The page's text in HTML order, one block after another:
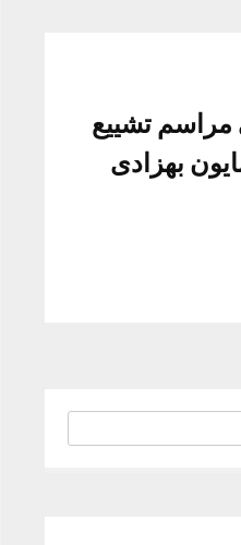
تشییع
بهزادی